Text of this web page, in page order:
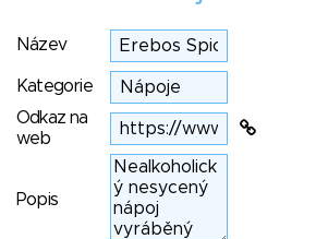
Název
Kategorie
Odkaz na
web
Popis